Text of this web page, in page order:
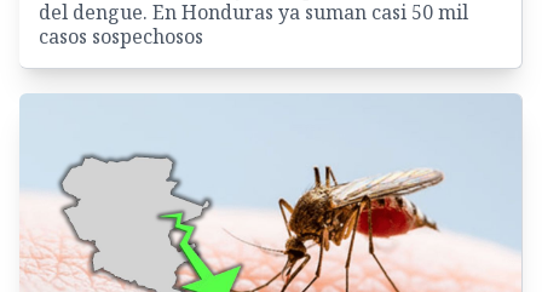
del dengue. En Honduras ya suman casi 50 mil
casos sospechosos